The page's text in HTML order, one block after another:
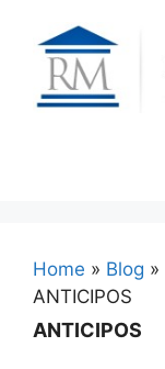
content
Home » Blog »
ANTICIPOS
ANTICIPOS